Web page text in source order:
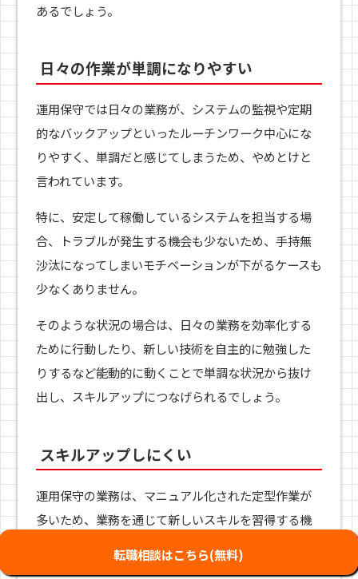
あるでしょう。
日々の作業が単調になりやすい
運用保守では日々の業務が、システムの監視や定期
的なバックアップといったルーチンワーク中心にな
りやすく、単調だと感じてしまうため、やめとけと
言われています。
特に、安定して稼働しているシステムを担当する場
合、トラブルが発生する機会も少ないため、手持無
沙汰になってしまいモチベーションが下がるケースも
少なくありません。
そのような状況の場合は、日々の業務を効率化する
ために行動したり、新しい技術を自主的に勉強した
りするなど能動的に動くことで単調な状況から抜け
出し、スキルアップにつなげられるでしょう。
スキルアップしにくい
運用保守の業務は、マニュアル化された定型作業が
多いため、業務を通じて新しいスキルを習得する機
特徴があります。
転職相談はこちら(無料)